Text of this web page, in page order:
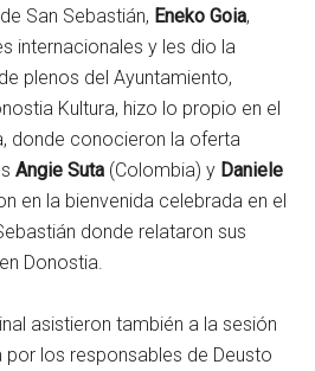
San Sebastián, Eneko Goia,
internacionales y les dio la
plenos del Ayuntamiento,
Kultura, hizo lo propio en el
donde conocieron la oferta
Angie Suta (Colombia) y Daniele
en la bienvenida celebrada en el
donde relataron sus
Donostia.
asistieron también a la sesión
los responsables de Deusto